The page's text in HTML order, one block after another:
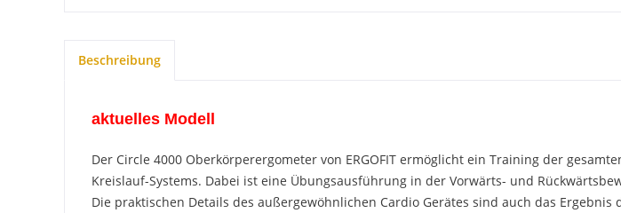
Beschreibung
aktuelles Modell
Der Circle 4000 Oberkörperergometer von ERGOFIT ermöglicht ein Training der
Kreislauf-Systems. Dabei ist eine Übungsausführung in der Vorwärts- und
Die praktischen Details des außergewöhnlichen Cardio Gerätes sind auch das